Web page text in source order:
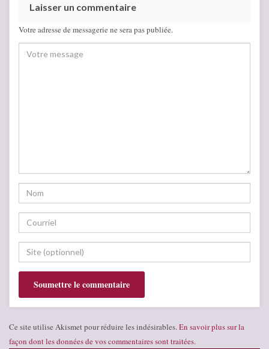
Laisser un commentaire
Votre adresse de messagerie ne sera pas publiée.
Ce site utilise Akismet pour réduire les indésirables. En savoir plus sur la
façon dont les données de vos commentaires sont traitées.